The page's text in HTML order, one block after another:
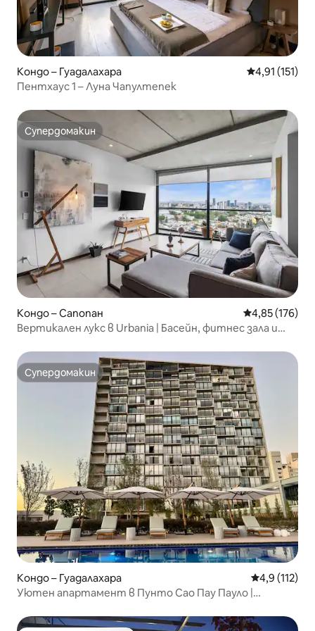
Кондо – Гуадалахара Средна
4,91 (151)
Пентхаус 1 – Луна Чапултепек
Супердомакин
Супердомакин
Кондо – Сапопан Средна
4,85 (176)
Вертикален лукс в Urbania | Басейн, фитнес зала и
Супердомакин
Супердомакин
Кондо – Гуадалахара Средна
4,9 (112)
Уютен апартамент в Пунто Сао Пау Пауло |